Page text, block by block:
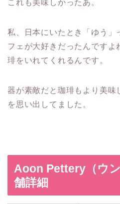
これも美味しかったあ。
私、日本にいたとき「ゆう」
フェが大好きだったんですよ
琲をいれてくれるんです。
器が素敵だと珈琲もより美味
を思い出してました。
Aoon Pettery（ウ
舗詳細